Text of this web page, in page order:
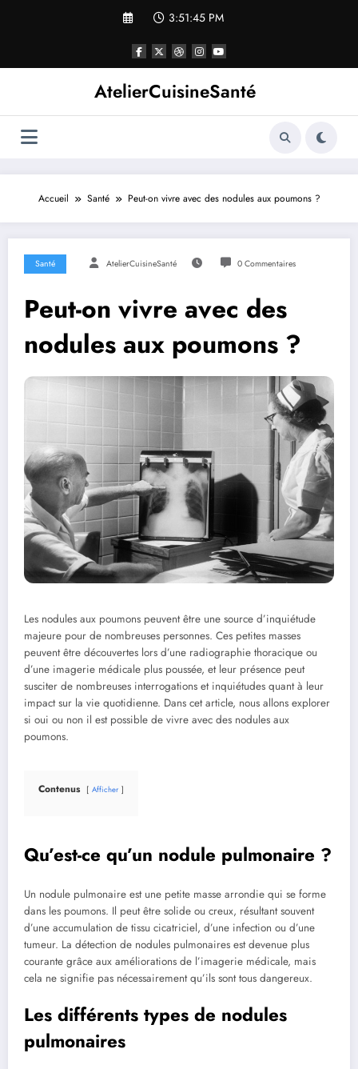
3:51:46 PM
AtelierCuisineSanté
Accueil Santé Peut-on vivre⁢ avec des nodules aux poumons ?
Santé AtelierCuisineSanté 0 Commentaires
Peut-on vivre⁢ avec des
nodules aux poumons ?
Les nodules aux poumons peuvent être une ​source d’inquiétude
majeure pour de ‌nombreuses personnes. Ces petites masses
peuvent être découvertes lors d’une‍ radiographie thoracique‌ ou
d’une imagerie médicale plus ‍poussée, ⁣et leur présence peut
susciter​ de nombreuses interrogations et inquiétudes quant à leur
impact sur la vie quotidienne. Dans cet article, nous allons‌ explorer
si oui ou non il est ‍possible de vivre ⁢avec des nodules ​aux
poumons.
Contenus Afficher
Qu’est-ce ‍qu’un nodule pulmonaire ?
Un ⁢nodule pulmonaire est​ une petite masse ​arrondie qui se forme‍
dans ⁤les poumons. Il peut être ⁤solide ou creux, résultant souvent
d’une​ accumulation de tissu cicatriciel, d’une infection⁤ ou d’une
tumeur. La détection de ⁢nodules pulmonaires est devenue ⁣plus‌
courante grâce ⁣aux améliorations de l’imagerie médicale, mais
‌cela ne signifie pas nécessairement qu’ils sont tous dangereux.
Les‍ différents types de nodules ​
pulmonaires